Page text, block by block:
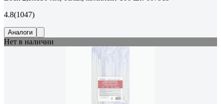
4.8(1047)
Аналоги
Нет в наличии